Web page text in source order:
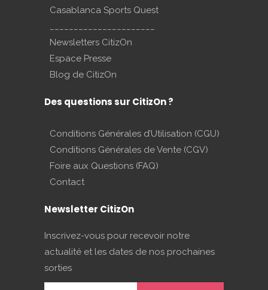
Casablanca Sports Quest
Newsletters CitizOn
Espace Presse
Blog de CitizOn
Des questions sur CitizOn ?
Conditions Générales d’Utilisation (CGU)
Conditions Générales de Vente (CGV)
Foire aux Questions (FAQ)
Contact
Newsletter CitizOn
Inscrivez-vous pour recevoir notre
actualité et les dates de nos prochaines
sorties